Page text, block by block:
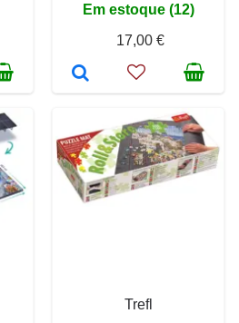
Em estoque (12)
17,00 €
Trefl